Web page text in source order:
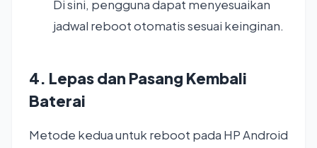
Di sini, pengguna dapat menyesuaikan
jadwal reboot otomatis sesuai keinginan.
4. Lepas dan Pasang Kembali
Baterai
Metode kedua untuk reboot pada HP Android